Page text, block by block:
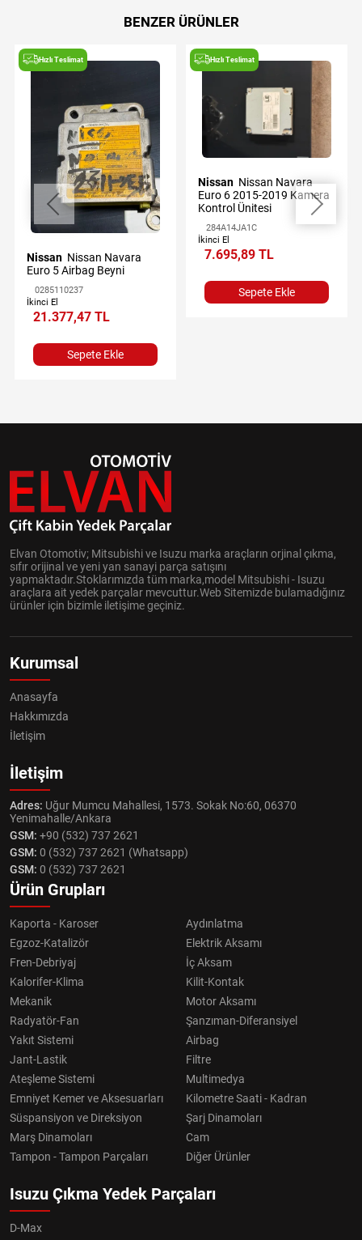
BENZER ÜRÜNLER
Hızlı Teslimat
Nissan
Euro 5 Airbag Beyni
0285110237
İkinci El
21.377,47 TL
Sepete Ekle
Hızlı Teslimat
Nissan
Euro 6 2015-2019 Kamera
Kontrol Ünitesi
284A14JA1C
İkinci El
7.695,89 TL
Sepete Ekle
Elvan Otomotiv; Mitsubishi ve Isuzu marka araçların orjinal çıkma,
sıfır orijinal ve yeni yan sanayi parça satışını
yapmaktadır.Stoklarımızda tüm marka,model Mitsubishi - Isuzu
araçlara ait yedek parçalar mevcuttur.Web Sitemizde bulamadığınız
ürünler için bizimle iletişime geçiniz.
Kurumsal
Anasayfa
Hakkımızda
İletişim
İletişim
Adres: Uğur Mumcu Mahallesi, 1573. Sokak No:60, 06370
Yenimahalle/Ankara
GSM: +90 (532) 737 2621
GSM: 0 (532) 737 2621 (Whatsapp)
GSM: 0 (532) 737 2621
Ürün Grupları
Kaporta - Karoser
Aydınlatma
Egzoz-Katalizör
Elektrik Aksamı
Fren-Debriyaj
İç Aksam
Kalorifer-Klima
Kilit-Kontak
Mekanik
Motor Aksamı
Radyatör-Fan
Şanzıman-Diferansiyel
Yakıt Sistemi
Airbag
Jant-Lastik
Filtre
Ateşleme Sistemi
Multimedya
Emniyet Kemer ve Aksesuarları
Kilometre Saati - Kadran
Süspansiyon ve Direksiyon
Şarj Dinamoları
Marş Dinamoları
Cam
Tampon - Tampon Parçaları
Diğer Ürünler
Isuzu Çıkma Yedek Parçaları
D-Max